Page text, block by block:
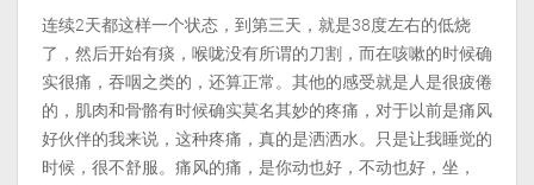
连续2天都这样一个状态，到第三天，就是38度左右的低烧
了，然后开始有痰，喉咙没有所谓的刀割，而在咳嗽的时候确
实很痛，吞咽之类的，还算正常。其他的感受就是人是很疲倦
的，肌肉和骨骼有时候确实莫名其妙的疼痛，对于以前是痛风
好伙伴的我来说，这种疼痛，真的是洒洒水。只是让我睡觉的
时候，很不舒服。痛风的痛，是你动也好，不动也好，坐，